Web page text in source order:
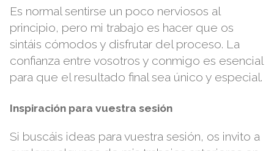
Es normal sentirse un poco nerviosos al
principio, pero mi trabajo es hacer que os
sintáis cómodos y disfrutar del proceso. La
confianza entre vosotros y conmigo es esencial
para que el resultado final sea único y especial.
Inspiración para vuestra sesión
Si buscáis ideas para vuestra sesión, os invito a